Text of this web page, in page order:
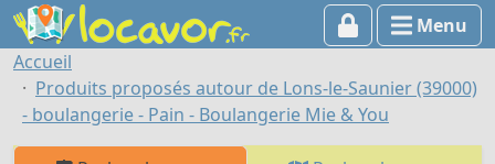
Menu
Accueil
Produits proposés autour de Lons-le-Saunier (39000)
- boulangerie - Pain - Boulangerie Mie & You